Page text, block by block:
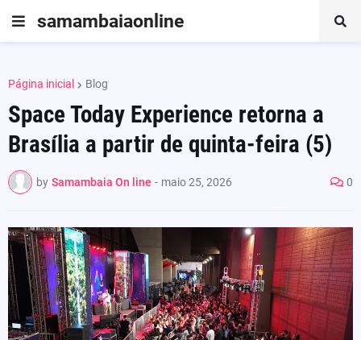
samambaiaonline
Página inicial Blog
Space Today Experience retorna a
Brasília a partir de quinta-feira (5)
by Samambaia On line - maio 25, 2026 0